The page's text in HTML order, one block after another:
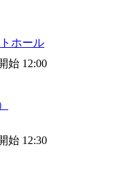
ホール
始 12:00
始 12:30